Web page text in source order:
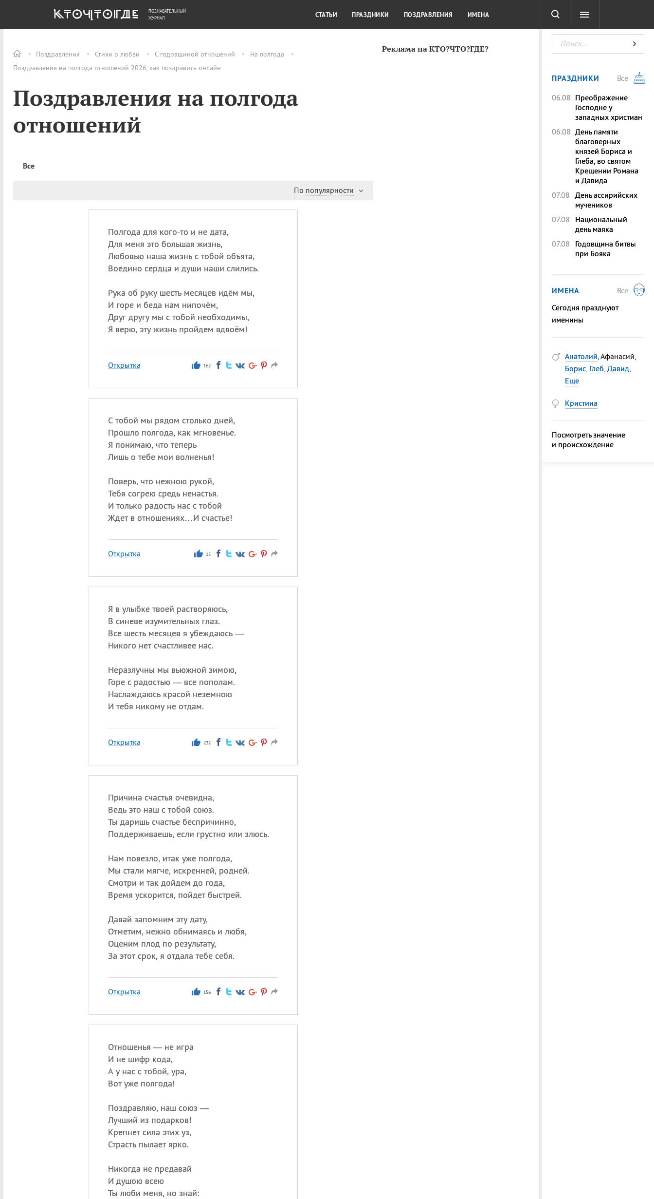
Поздравления Стихи о любви С годовщиной отношений
На полгода
Поздравления на полгода отношений 2026, как поздравить онлайн
Поздравления на полгода
отношений
Все
По популярности
Полгода для кого-то и не дата,
Для меня это большая жизнь,
Любовью наша жизнь с тобой объята,
Воедино сердца и души наши слились.
Рука об руку шесть месяцев идём мы,
И горе и беда нам нипочём,
Друг другу мы с тобой необходимы,
Я верю, эту жизнь пройдем вдвоём!
Открытка 162
С тобой мы рядом столько дней,
Прошло полгода, как мгновенье.
Я понимаю, что теперь
Лишь о тебе мои волненья!
Поверь, что нежною рукой,
Тебя согрею средь ненастья.
И только радость нас с тобой
Ждет в отношениях…И счастье!
Открытка 15
Я в улыбке твоей растворяюсь,
В синеве изумительных глаз.
Все шесть месяцев я убеждаюсь —
Никого нет счастливее нас.
Неразлучны мы вьюжной зимою,
Горе с радостью — все пополам.
Наслаждаюсь красой неземною
И тебя никому не отдам.
Открытка 232
Причина счастья очевидна,
Ведь это наш с тобой союз.
Ты даришь счастье беспричинно,
Поддерживаешь, если грустно или злюсь.
Нам повезло, итак уже полгода,
Мы стали мягче, искренней, родней.
Смотри и так дойдем до года,
Время ускорится, пойдет быстрей.
Давай запомним эту дату,
Отметим, нежно обнимаясь и любя,
Оценим плод по результату,
За этот срок, я отдала тебе себя.
Открытка 156
Отношенья — не игра
И не шифр кода,
А у нас с тобой, ура,
Вот уже полгода!
Поздравляю, наш союз —
Лучший из подарков!
Крепнет сила этих уз,
Страсть пылает ярко.
Никогда не предавай
И душою всею
Ты люби меня, но знай:
Реклама на КТО?ЧТО?ГДЕ?
ОБЩЕСТВО ДЕНЬГИ КУЛЬТУРА КРАСОТА ТЕСТЫ
ПОЗНАВАТЕЛЬНЫЙ
ЖУРНАЛ
СТАТЬИ ПРАЗДНИКИ ПОЗДРАВЛЕНИЯ ИМЕНА
ПРАЗДНИКИ
Все
06.08 Преображение
Господне у
западных христиан
06.08 День памяти
благоверных
князей Бориса и
Глеба, во святом
Крещении Романа
и Давида
07.08 День ассирийских
мучеников
07.08
Национальный
день маяка
07.08
Годовщина битвы
при Бояка
ИМЕНА
Все
Сегодня празднуют
именины
Анатолий, Афанасий,
Борис, Глеб, Давид,
Еще
Кристина
Посмотреть значение
и происхождение